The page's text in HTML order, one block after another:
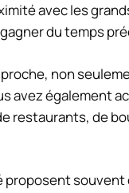
avec les
du temps
non
avez également
restaurants, de
proposent